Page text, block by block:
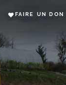
FAIRE UN DON